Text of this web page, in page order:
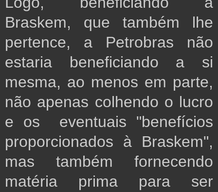
Braskem, que também lhe
pertence, a Petrobras não
estaria beneficiando a si
mesma, ao menos em parte,
não apenas colhendo o lucro
e os  eventuais "benefícios
proporcionados à Braskem",
mas também fornecendo
matéria prima para ser